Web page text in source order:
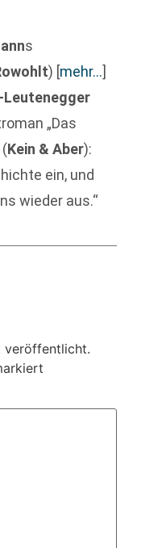
s
) [mehr…]
Leutenegger
„Das
Kein & Aber):
ein, und
wieder aus.“
veröffentlicht.